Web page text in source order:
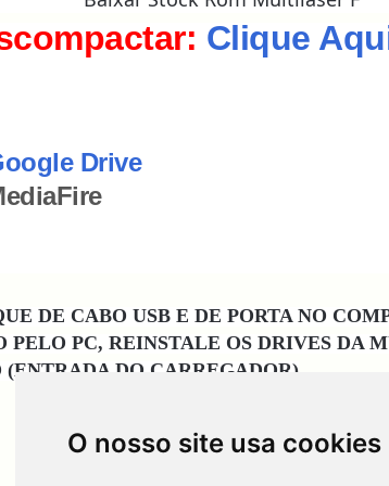
O nosso site usa cookies
Clique
Drive
DE CABO USB E DE PORTA NO
PELO PC, REINSTALE OS DRIVES DA
DO CARREGADOR)